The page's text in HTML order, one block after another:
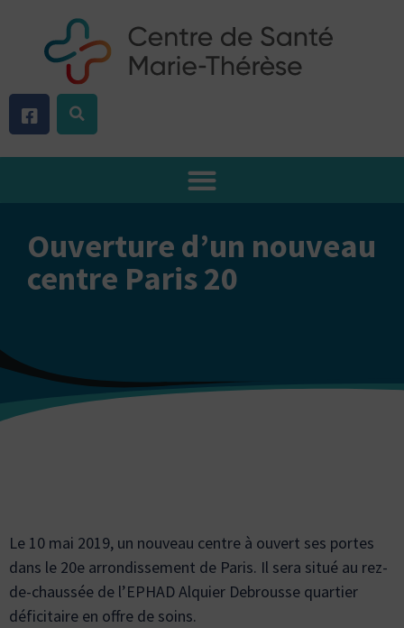
contenu
Ouverture d’un nouveau
centre Paris 20
Le 10 mai 2019, un nouveau centre à ouvert ses portes
dans le 20e arrondissement de Paris. Il sera situé au rez-
de-chaussée de l’EPHAD Alquier Debrousse quartier
déficitaire en offre de soins.